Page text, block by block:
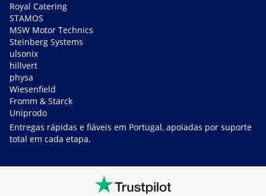
Royal Catering
STAMOS
MSW Motor Technics
Steinberg Systems
ulsonix
hillvert
physa
Wiesenfield
Fromm & Starck
Uniprodo
Entregas rápidas e fiáveis em Portugal, apoiadas por suporte
total em cada etapa.